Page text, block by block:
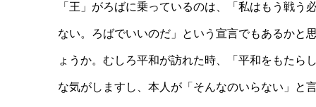
「王」がろばに乗っているのは、「私はもう戦
ない。ろばでいいのだ」という宣言でもあるかと
ょうか。むしろ平和が訪れた時、「平和をもたら
な気がしますし、本人が「そんなのいらない」と